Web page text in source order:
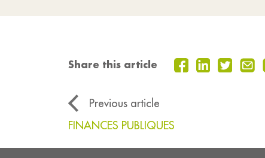
Share this article
Previous article
FINANCES PUBLIQUES